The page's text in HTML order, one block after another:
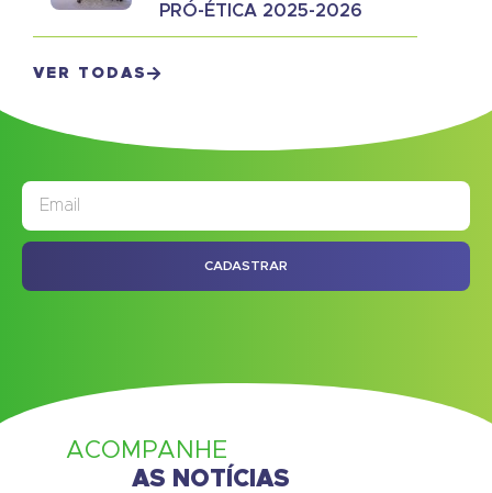
PRÓ-ÉTICA 2025-2026
VER TODAS
CADASTRAR
ACOMPANHE
AS NOTÍCIAS